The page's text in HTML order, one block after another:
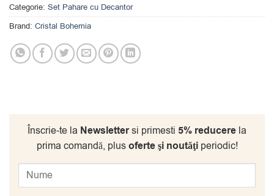
Categorie: Set Pahare cu Decantor
Brand: Cristal Bohemia
Înscrie-te la Newslettersi primesti 5% reducere la
prima comandă, plusoferte şi noutăţiperiodic!